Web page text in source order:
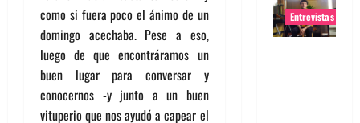
como si fuera poco el ánimo de un
domingo acechaba. Pese a eso,
luego de que encontráramos un
buen lugar para conversar y
conocernos -y junto a un buen
vituperio que nos ayudó a capear el
Entrevistas